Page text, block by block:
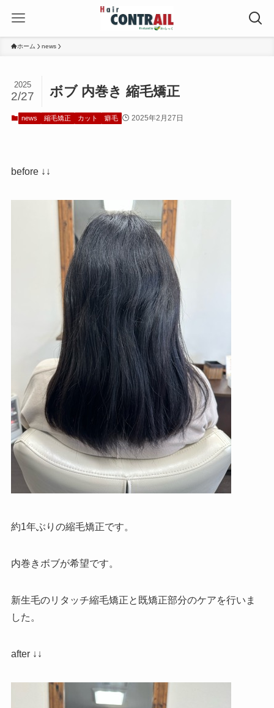
ホーム news
ボブ 内巻き 縮毛矯正
2025
2/27
news 縮毛矯正 カット 癖毛 2025年2月27日
before ↓↓
約1年ぶりの縮毛矯正です。
内巻きボブが希望です。
新生毛のリタッチ縮毛矯正と既矯正部分のケアを行いま
した。
after ↓↓